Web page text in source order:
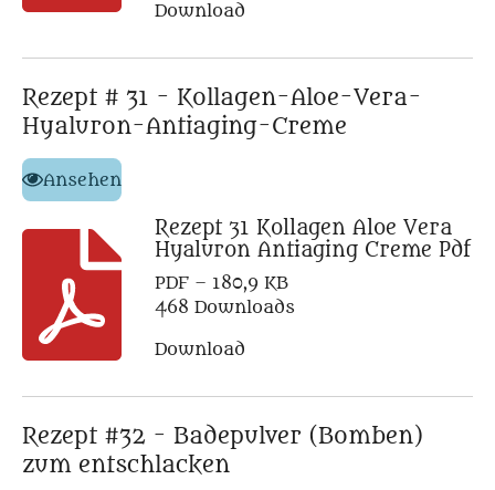
Download
Rezept # 31 - Kollagen-Aloe-Vera-
Hyaluron-Antiaging-Creme
Ansehen
Rezept 31 Kollagen Aloe Vera
Hyaluron Antiaging Creme Pdf
PDF – 180,9 KB
468 Downloads
Download
Rezept #32 - Badepulver (Bomben)
zum entschlacken